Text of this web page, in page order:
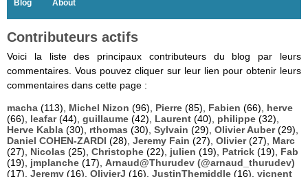
Blog About
Contributeurs actifs
Voici la liste des principaux contributeurs du blog par leurs
commentaires. Vous pouvez cliquer sur leur lien pour obtenir leurs
commentaires dans cette page :
macha (113), Michel Nizon (96), Pierre (85), Fabien (66), herve
(66), leafar(44), guillaume (42), Laurent (40), philippe (32),
Herve Kabla (30), rthomas (30), Sylvain (29), Olivier Auber(29),
Daniel COHEN-ZARDI (28), Jeremy Fain (27), Olivier(27), Marc
(27), Nicolas (25), Christophe (22), julien (19), Patrick (19), Fab
(19), jmplanche (17), Arnaud@Thurudev (@arnaud_thurudev)
(17), Jeremy (16), OlivierJ (16), JustinThemiddle (16), vicnent